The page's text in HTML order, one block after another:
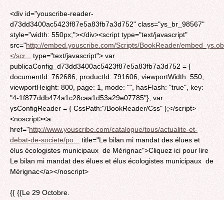
<div id="youscribe-reader-
d73dd3400ac5423f87e5a83fb7a3d752" class="ys_br_98567"
style="width: 550px;"></div><script type="text/javascript"
src="http://embed.youscribe.com/Scripts/BookReader/
</scr...
type="text/javascript"> var
publicaConfig_d73dd3400ac5423f87e5a83fb7a3d752 = {
documentId: 762686, productId: 791606, viewportWidth: 550,
viewportHeight: 800, page: 1, mode: "", hasFlash: "true", key:
"4-1f877ddb474a1c28caa1d53a29e07785"}; var
ysConfigReader = { CssPath:"/BookReader/Css" };</script>
<noscript><a
href="http://www.youscribe.com/catalogue/tous/actualite-et-
debat-de-societe/po...
title="Le bilan mi mandat des élues et
élus écologistes municipaux de Mérignac">Cliquez ici pour lire
Le bilan mi mandat des élues et élus écologistes municipaux de
Mérignac</a></noscript>
{{ {{Le 29 Octobre.